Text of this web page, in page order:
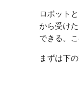
ロボット
から受け
できる。
まずは下